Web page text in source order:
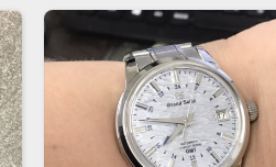
熱い太陽とマッチして、この夏ピッ
タリの一本です。視認性も高い！